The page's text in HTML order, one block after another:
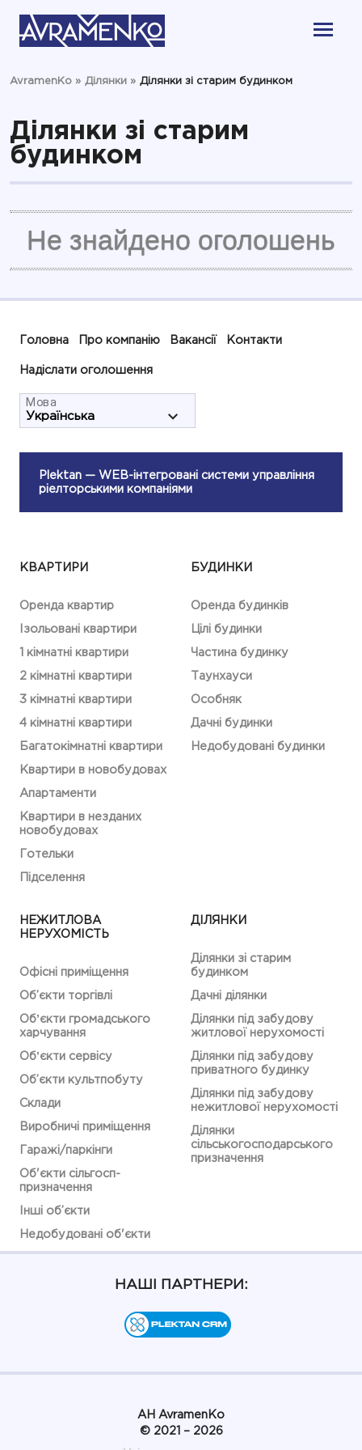
AvramenKo » Ділянки » Ділянки зі старим будинком
Ділянки зі старим
будинком
Не знайдено оголошень
Головна Про компанію Вакансії Контакти
Надіслати оголошення
Мова
Plektan — WEB-інтегровані системи управління
ріелторськими компаніями
АН AvramenKo
© 2021 – 2026
КВАРТИРИ
Оренда квартир
Ізольовані квартири
1 кімнатні квартири
2 кімнатні квартири
3 кімнатні квартири
4 кімнатні квартири
Багатокімнатні квартири
Квартири в новобудовах
Апартаменти
Квартири в незданих
новобудовах
Готельки
Підселення
БУДИНКИ
Оренда будинків
Цілі будинки
Частина будинку
Таунхауси
Особняк
Дачні будинки
Недобудовані будинки
НЕЖИТЛОВА
НЕРУХОМІСТЬ
Офісні приміщення
Об’єкти торгівлі
Обʼєкти громадського
харчування
Обʼєкти сервісу
Об’єкти культпобуту
Склади
Виробничі приміщення
Гаражі/паркінги
Об'єкти сільгосп-
призначення
Інші об’єкти
Недобудовані об'єкти
ДІЛЯНКИ
Ділянки зі старим
будинком
Дачні ділянки
Ділянки під забудову
житлової нерухомості
Ділянки під забудову
приватного будинку
Ділянки під забудову
нежитлової нерухомості
Ділянки
сільськогосподарського
призначення
НАШІ ПАРТНЕРИ: